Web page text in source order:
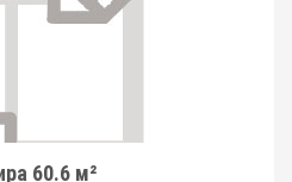
60.6 м²